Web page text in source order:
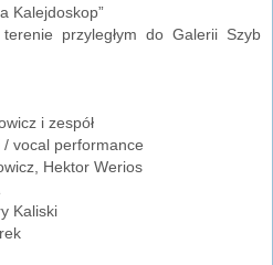
Kalejdoskop”
przyległym do Galerii Szyb
i zespół
vocal performance
Hektor Werios
Kaliski